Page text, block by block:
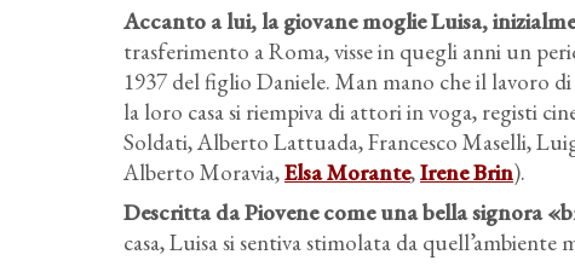
Accanto a lui, la giovane moglie Luisa,
trasferimento a Roma, visse in quegli anni un
1937 del figlio Daniele. Man mano che il lavoro
la loro casa si riempiva di attori in voga, registi
Soldati, Alberto Lattuada, Francesco Maselli,
Alberto Moravia,Elsa Morante,Irene Brin).
Descritta da Piovene come una bella signora
casa, Luisa si sentiva stimolata da quell’ambiente